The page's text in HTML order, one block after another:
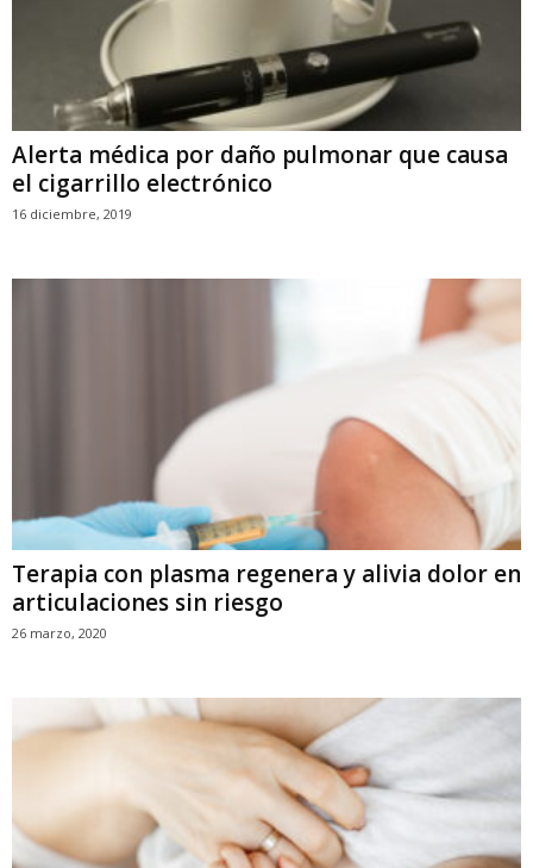
Alerta médica por daño pulmonar que causa
el cigarrillo electrónico
16 diciembre, 2019
Terapia con plasma regenera y alivia dolor en
articulaciones sin riesgo
26 marzo, 2020